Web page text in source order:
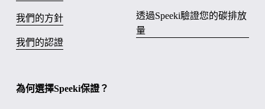
透過Speeki驗證您的碳排放
量
我們的方針
我們的認證
為何選擇Speeki保證？